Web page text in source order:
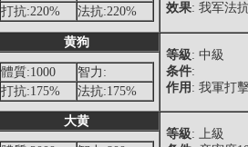
效果: 我军法
打抗:220%
法抗:220%
黄狗
等級: 中級
条件:
作用 : 我軍打
體質:1000
智力:
打抗:175%
法抗:175%
大黄
等級: 上級